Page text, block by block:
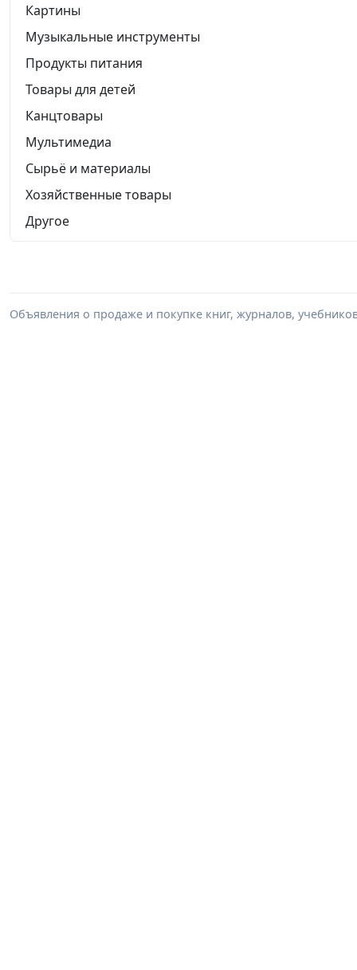
Картины
Музыкальные инструменты
Продукты питания
Товары для детей
Канцтовары
Мультимедиа
Сырьё и материалы
Хозяйственные товары
Другое
Объявления о продаже и покупке книг, журналов,